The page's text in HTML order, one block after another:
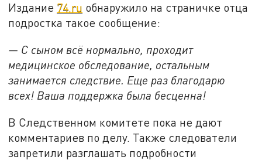
Издание 74.ru обнаружило на страничке отца
подростка такое сообщение:
— С сыном всё нормально, проходит
медицинское обследование, остальным
занимается следствие. Еще раз благодарю
всех! Ваша поддержка была бесценна!
В Следственном комитете пока не дают
комментариев по делу. Также следователи
запретили разглашать подробности